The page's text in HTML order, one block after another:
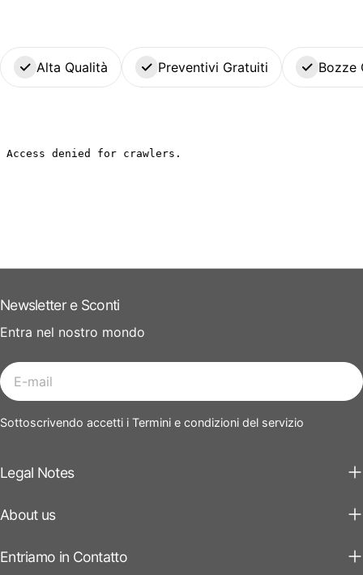
Alta Qualità Preventivi Gratuiti Bozze
Legal Notes
About us
Entriamo in Contatto
Newsletter e Sconti
Entra nel nostro mondo
E-
mail
Sottoscrivendo accetti i Termini e condizioni del servizio